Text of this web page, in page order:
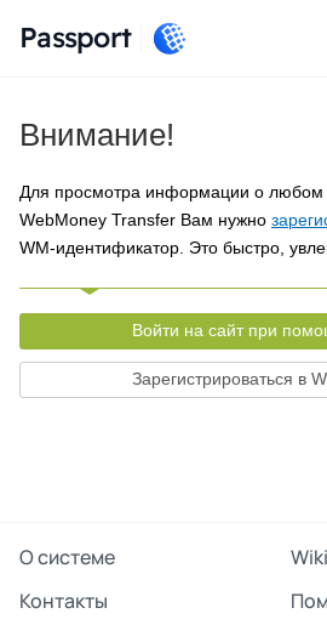
Passport
Внимание!
Для просмотра информации о любом
WebMoney Transfer Вам нужно
WM-идентификатор. Это быстро,
Войти на сайт при
Зарегистрироваться в
О системе
Wiki
Контакты